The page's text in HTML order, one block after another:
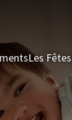
Les Fêtes